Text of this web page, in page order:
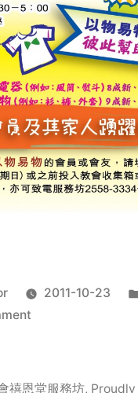
2011-10-23
on
服
禧恩堂服務坊,